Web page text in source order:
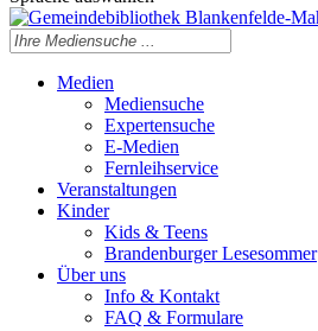
Medien
Mediensuche
Expertensuche
E-Medien
Fernleihservice
Veranstaltungen
Kinder
Kids & Teens
Brandenburger Lesesommer
Über uns
Info & Kontakt
FAQ & Formulare